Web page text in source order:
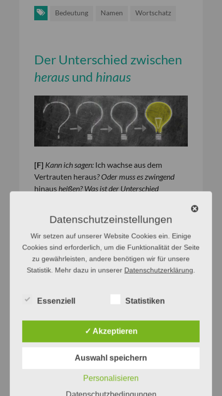
Bedeutung Namen Wortschatz
Der Unterschied zwischen
herausund hinaus
[F] Kann ich sagen: Ich wachse aus dem
Vertrauten heraus? Oder muss es zwingend
hinausheißen? Was ist der Unterschied
Die Ausdrücke herausundhinaushaben
damit zu tun, nach »(dr)außen« zu gelangen.
Der Unterschied besteht jedoch darin, dass …
[weiterlesen]
Bedeutung Wortschatz
Aussprache von
buchhalterischund
haushalterisch
Datenschutzeinstellungen
Wir setzen auf unserer Website Cookies ein. Einige
Cookies sind erforderlich, um die Funktionalität der Seite
zu gewährleisten, andere benötigen wir für unsere
Statistik. Mehr dazu in unserer Datenschutzerklärung.
Essenziell Statistiken
✓ Akzeptieren
Auswahl speichern
Personalisieren